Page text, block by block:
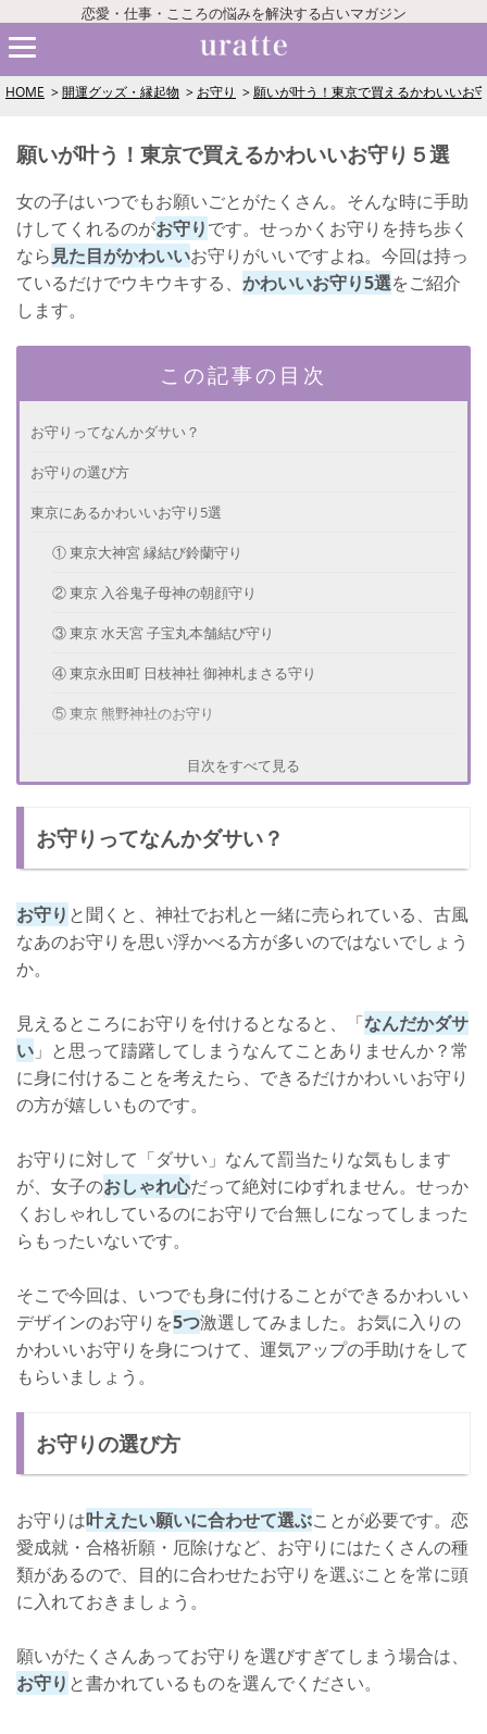
恋愛・仕事・こころの悩みを解決する占いマガジン
HOME 開運グッズ・縁起物 お守り 願いが叶う！東京で買えるかわいいお
願いが叶う！東京で買えるかわいいお守り５選
女の子はいつでもお願いごとがたくさん。そんな時に手助
けしてくれるのがお守りです。せっかくお守りを持ち歩く
なら 見た目がかわいいお守りがいいですよね。今回は持っ
ているだけでウキウキする、 かわいいお守り5選をご紹介
します。
この記事の目次
お守りってなんかダサい？
お守りの選び方
東京にあるかわいいお守り5選
① 東京大神宮 縁結び鈴蘭守り
② 東京 入谷鬼子母神の朝顔守り
③ 東京 水天宮 子宝丸本舗結び守り
④ 東京永田町 日枝神社 御神札まさる守り
⑤ 東京 熊野神社のお守り
学業に関するお守り
健康・安産に関するお守り
厄除に関するお守り
さいごに
目次をすべて見る
お守りってなんかダサい？
お守り と聞くと、神社でお札と一緒に売られている、古風
なあのお守りを思い浮かべる方が多いのではないでしょう
か。
見えるところにお守りを付けるとなると、「なんだかダサ
い 」と思って躊躇してしまうなんてことありませんか？常
に身に付けることを考えたら、できるだけかわいいお守り
の方が嬉しいものです。
お守りに対して「ダサい」なんて罰当たりな気もします
が、女子のおしゃれ心だって絶対にゆずれません。せっか
くおしゃれしているのにお守りで台無しになってしまった
らもったいないです。
そこで今回は、いつでも身に付けることができるかわいい
デザインのお守りを5つ激選してみました。お気に入りの
かわいいお守りを身につけて、運気アップの手助けをして
もらいましょう。
お守りの選び方
お守りは叶えたい願いに合わせて選ぶことが必要です。恋
愛成就・合格祈願・厄除けなど、お守りにはたくさんの種
類があるので、目的に合わせたお守りを選ぶことを常に頭
に入れておきましょう。
願いがたくさんあってお守りを選びすぎてしまう場合は、
お守り と書かれているものを選んでください。